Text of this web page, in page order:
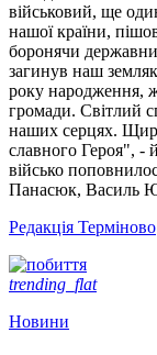
військовий, ще
нашої країни,
боронячи
загинув наш
року народження,
громади. Світлий
наших серцях.
славного Героя", -
військо
Панасюк, Василь
Редакція Терміново
trending_flat
Новини